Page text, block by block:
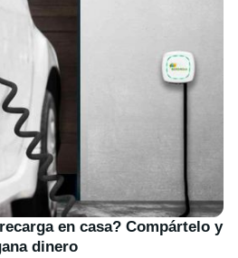
en casa? Compártelo y
dinero